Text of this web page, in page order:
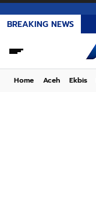
BREAKING NEWS
Home Aceh Ekbis